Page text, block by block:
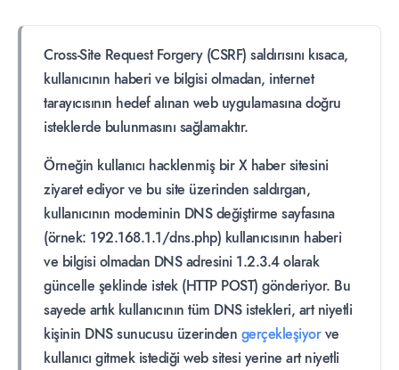
Cross-Site Request Forgery (CSRF) saldırısını kısaca,
kullanıcının haberi ve bilgisi olmadan, internet
tarayıcısının hedef alınan web uygulamasına doğru
isteklerde bulunmasını sağlamaktır.
Örneğin kullanıcı hacklenmiş bir X haber sitesini
ziyaret ediyor ve bu site üzerinden saldırgan,
kullanıcının modeminin DNS değiştirme sayfasına
(örnek: 192.168.1.1/dns.php) kullanıcısının haberi
ve bilgisi olmadan DNS adresini 1.2.3.4 olarak
güncelle şeklinde istek (HTTP POST) gönderiyor. Bu
sayede artık kullanıcının tüm DNS istekleri, art niyetli
kişinin DNS sunucusu üzerinden gerçekleşiyorve
kullanıcı gitmek istediği web sitesi yerine art niyetli